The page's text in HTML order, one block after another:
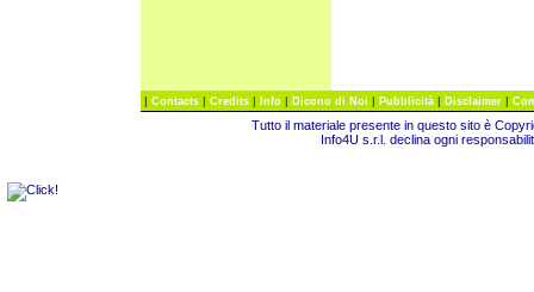
| Contacts | Credits | Info | Dicono di Noi | Pubblicità | Disclaimer |
Tutto il materiale presente in questo sito è
Info4U s.r.l. declina ogni